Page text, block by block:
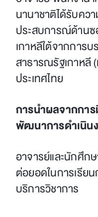
นานาชาติได้รับคว
ประสบการณ์ด้านซ
เกาหลีใต้จากการ
สาธารณรัฐเกาหลี (
ประเทศไทย
การนำผลจากกา
พัฒนาการดำเนิน
อาจารย์และนักศึก
ต่อยอดในการเรีย
บริการวิชาการ